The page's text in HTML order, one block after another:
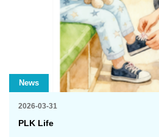
News
2026-03-31
PLK Life